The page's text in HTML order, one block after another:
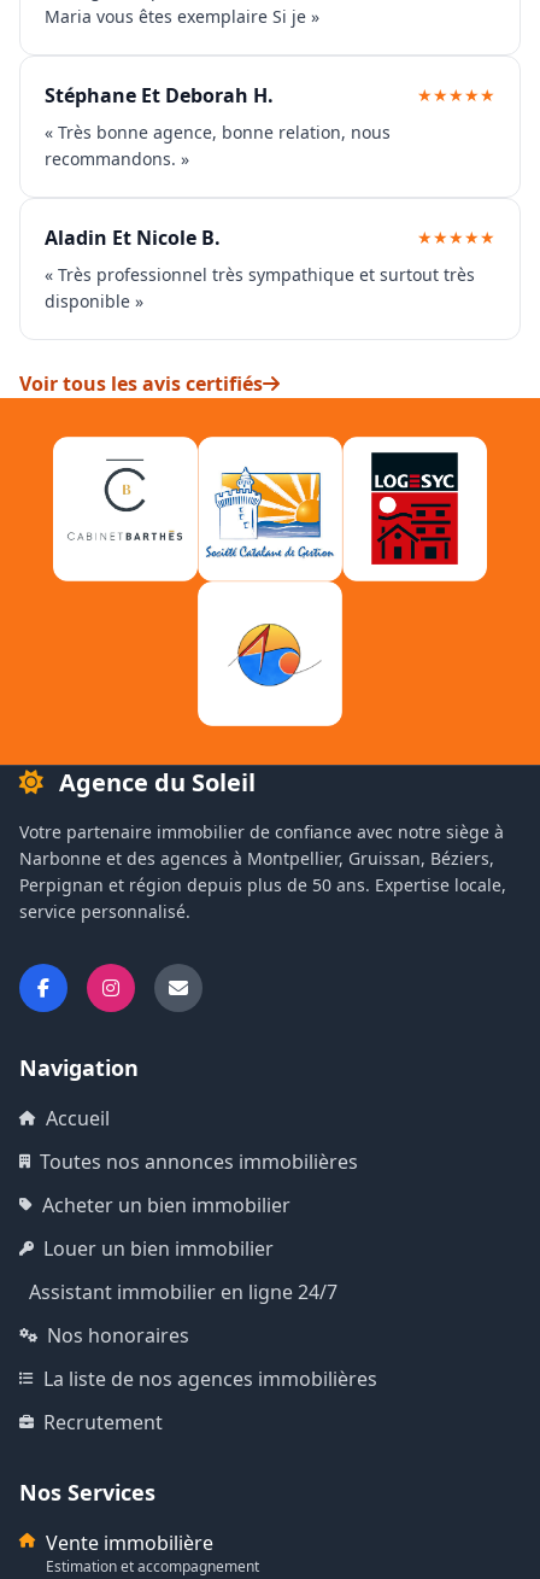
Maria vous êtes exemplaire Si je »
Stéphane Et Deborah H.
★★★★★
« Très bonne agence, bonne relation, nous
recommandons. »
Aladin Et Nicole B.
★★★★★
« Très professionnel très sympathique et surtout très
disponible »
Voir tous les avis certifiés
Agence du Soleil
Votre partenaire immobilier de confiance avec notre siège à
Narbonne et des agences à Montpellier, Gruissan, Béziers,
Perpignan et région depuis plus de 50 ans. Expertise locale,
service personnalisé.
Navigation
Accueil
Toutes nos annonces immobilières
Acheter un bien immobilier
Louer un bien immobilier
Assistant immobilier en ligne 24/7
Nos honoraires
La liste de nos agences immobilières
Recrutement
Nos Services
Vente immobilière
Estimation et accompagnement